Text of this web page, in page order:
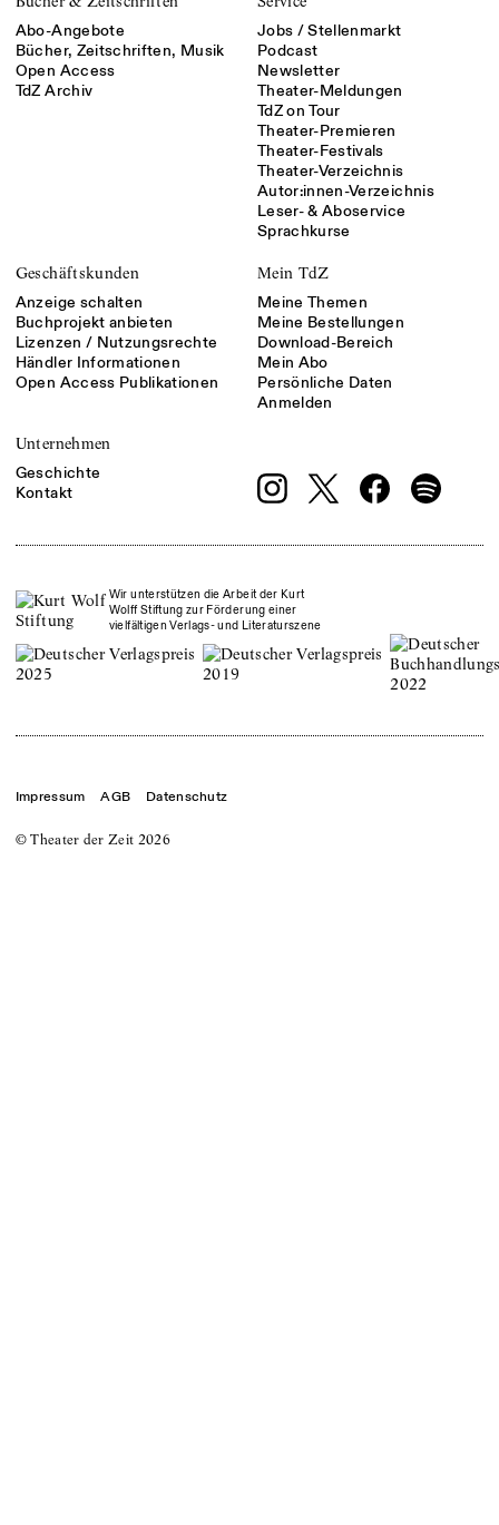
Abo-Angebote
Bücher, Zeitschriften, Musik
Open Access
TdZ Archiv
Jobs / Stellenmarkt
Podcast
Newsletter
Theater-Meldungen
TdZ on Tour
Theater-Premieren
Theater-Festivals
Theater-Verzeichnis
Autor:innen-Verzeichnis
Leser- & Aboservice
Sprachkurse
Geschäftskunden
Anzeige schalten
Buchprojekt anbieten
Lizenzen / Nutzungsrechte
Händler Informationen
Open Access Publikationen
Mein TdZ
Meine Themen
Meine Bestellungen
Download-Bereich
Mein Abo
Persönliche Daten
Anmelden
Unternehmen
Geschichte
Kontakt
Wir unterstützen die Arbeit der Kurt
Wolff Stiftung zur Förderung einer
vielfältigen Verlags- und Literaturszene
© Theater der Zeit 2026
Impressum AGB Datenschutz